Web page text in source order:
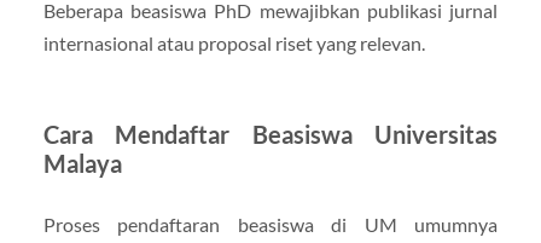
Beberapa beasiswa PhD mewajibkan publikasi jurnal
internasional atau proposal riset yang relevan.
Cara Mendaftar Beasiswa Universitas
Malaya
Proses pendaftaran beasiswa di UM umumnya